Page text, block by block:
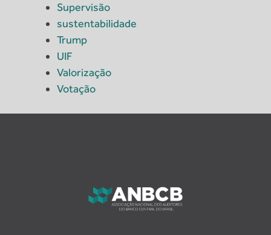
Supervisão
sustentabilidade
Trump
UIF
Valorização
Votação